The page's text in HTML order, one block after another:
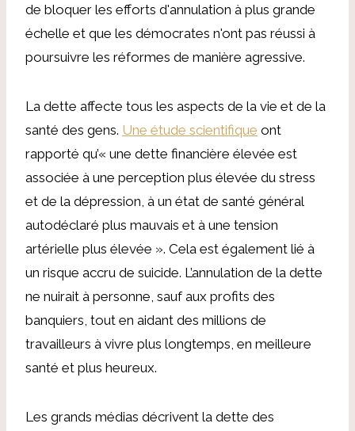
de bloquer les efforts d'annulation à plus grande
échelle et que les démocrates n'ont pas réussi à
poursuivre les réformes de manière agressive.
La dette affecte tous les aspects de la vie et de la
santé des gens. Une étude scientifique ont
rapporté qu’« une dette financière élevée est
associée à une perception plus élevée du stress
et de la dépression, à un état de santé général
autodéclaré plus mauvais et à une tension
artérielle plus élevée ». Cela est également lié à
un risque accru de suicide. L’annulation de la dette
ne nuirait à personne, sauf aux profits des
banquiers, tout en aidant des millions de
travailleurs à vivre plus longtemps, en meilleure
santé et plus heureux.
Les grands médias décrivent la dette des